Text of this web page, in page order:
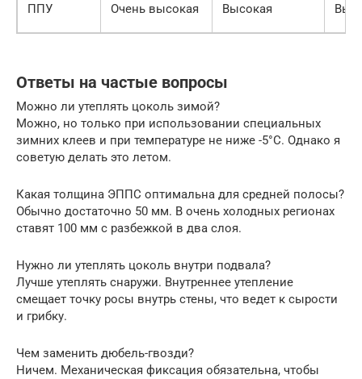
ППУ Очень высокая Высокая
Ответы на частые вопросы
Можно ли утеплять цоколь зимой?
Можно, но только при использовании специальных
зимних клеев и при температуре не ниже -5°C. Однако я
советую делать это летом.
Какая толщина ЭППС оптимальна для средней полосы?
Обычно достаточно 50 мм. В очень холодных регионах
ставят 100 мм с разбежкой в два слоя.
Нужно ли утеплять цоколь внутри подвала?
Лучше утеплять снаружи. Внутреннее утепление
смещает точку росы внутрь стены, что ведет к сырости
и грибку.
Чем заменить дюбель-гвозди?
Ничем. Механическая фиксация обязательна, чтобы